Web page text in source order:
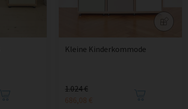
Kleine Kinderkommode
1.024 €
686,08 €